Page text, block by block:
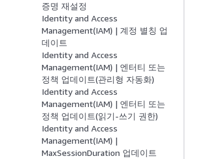
증명 재설정
Identity and Access
Management(IAM) | 계정 별칭 업
데이트
Identity and Access
Management(IAM) | 엔터티 또는
정책 업데이트(관리형 자동화)
Identity and Access
Management(IAM) | 엔터티 또는
정책 업데이트(읽기-쓰기 권한)
Identity and Access
Management(IAM) |
MaxSessionDuration 업데이트